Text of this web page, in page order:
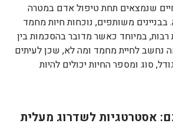
שנמצאים תחת טיפול אדם במטרה
משותפים, נוכחות חיות מחמד
במיוחד כאשר מדובר בהסכמות בין
נחשב לחיית מחמד ומה לא, שכן לעיתים
סוג ומספר החיות יכולים להיות
אסטרטגיות לשדרוג מעלית